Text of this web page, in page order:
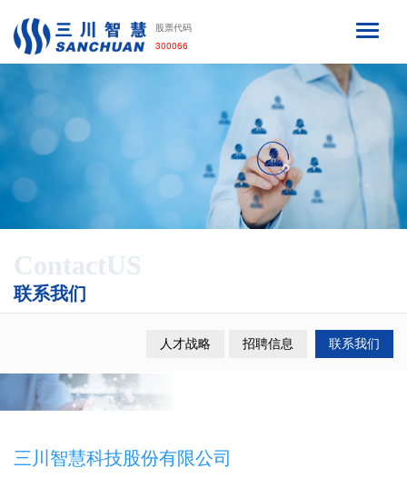
股票代码
300066
ContactUS
联系我们
人才战略 招聘信息 联系我们
三川智慧科技股份有限公司